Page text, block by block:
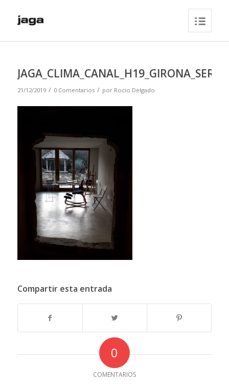
21/12/2019 / 0 Comentarios / por Rocio Delgado
Compartir esta entrada
0
COMENTARIOS